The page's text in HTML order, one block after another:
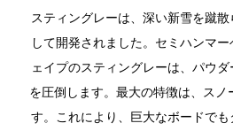
スティングレーは、深い新雪を蹴
して開発されました。セミハンマ
ェイプのスティングレーは、パウ
を圧倒します。最大の特徴は、ス
す。これにより、巨大なボードで